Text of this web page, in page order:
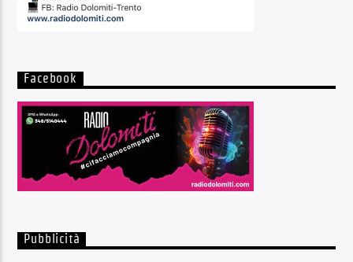
Facebook
Pubblicità